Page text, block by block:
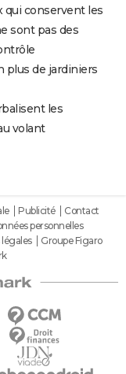
qui conservent les
sont pas des
plus de jardiniers
les
volant
Publicité
Contact
personnelles
Groupe Figaro